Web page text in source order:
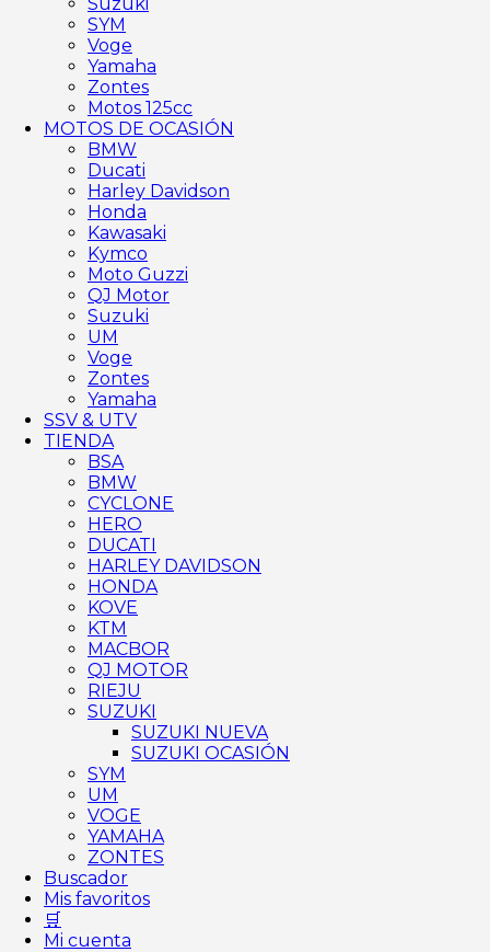
SYM
Voge
Yamaha
Zontes
Motos 125cc
MOTOS DE OCASIÓN
BMW
Ducati
Harley Davidson
Honda
Kawasaki
Kymco
Moto Guzzi
QJ Motor
Suzuki
UM
Voge
Zontes
Yamaha
SSV & UTV
TIENDA
BSA
BMW
CYCLONE
HERO
DUCATI
HARLEY DAVIDSON
HONDA
KOVE
KTM
MACBOR
QJ MOTOR
RIEJU
SUZUKI
SUZUKI NUEVA
SUZUKI OCASIÓN
SYM
UM
VOGE
YAMAHA
ZONTES
Buscador
Mis favoritos
🛒
Mi cuenta